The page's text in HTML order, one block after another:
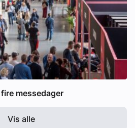
messedager
Vis alle